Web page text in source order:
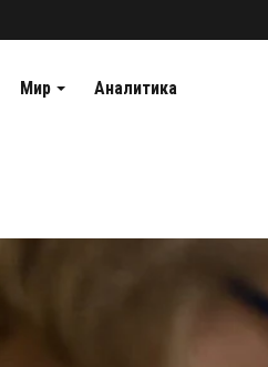
Мир Аналитика